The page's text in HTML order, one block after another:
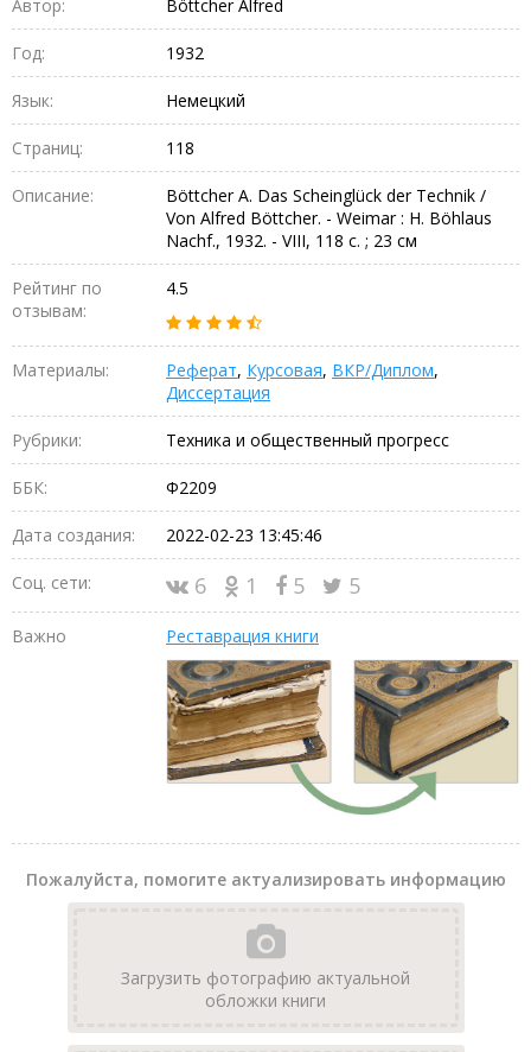
Автор: Böttcher Alfred
Год: 1932
Язык: Немецкий
Страниц: 118
Описание:
Böttcher A. Das Scheinglück der Technik /
Von Alfred Böttcher. - Weimar : H. Böhlaus
Nachf., 1932. - VIII, 118 с. ; 23 см
Рейтинг по
отзывам:
4.5
Материалы: Реферат, Курсовая, ВКР/Диплом,
Диссертация
Рубрики: Техника и общественный прогресс
ББК: Ф2209
Дата создания: 2022-02-23 13:45:46
Соц. сети: 6 1 5 5
Важно Реставрация книги
Пожалуйста, помогите актуализировать информацию
Загрузить фотографию актуальной
обложки книги